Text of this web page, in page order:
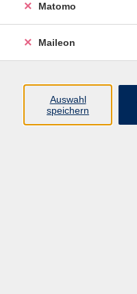
Matomo
Maileon
Auswahl
speichern